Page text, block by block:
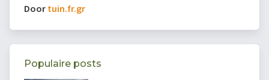
Door tuin.fr.gr
Populaire posts